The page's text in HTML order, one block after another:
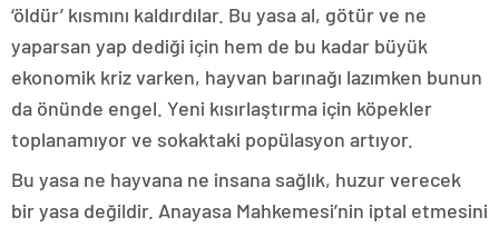
‘öldür’ kısmını kaldırdılar. Bu yasa al, götür ve ne
yaparsan yap dediği için hem de bu kadar büyük
ekonomik kriz varken, hayvan barınağı lazımken bunun
da önünde engel. Yeni kısırlaştırma için köpekler
toplanamıyor ve sokaktaki popülasyon artıyor.
Bu yasa ne hayvana ne insana sağlık, huzur verecek
bir yasa değildir. Anayasa Mahkemesi’nin iptal etmesini